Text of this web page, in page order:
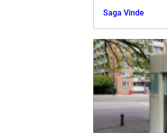
Saga Vinde